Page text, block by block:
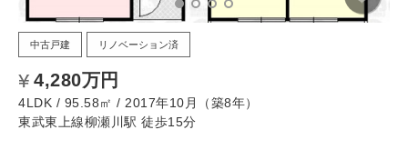
中古戸建 リノベーション済
4,280万円
4LDK / 95.58㎡ / 2017年10月（築8年）
東武東上線柳瀬川駅 徒歩15分